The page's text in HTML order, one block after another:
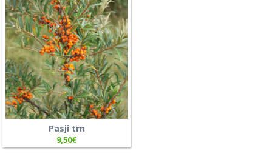
Pasji trn
9,50€